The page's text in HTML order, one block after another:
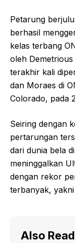
Petarung
berhasil
kelas terbang
oleh
terakhir kali
dan Moraes di
Colorado, pada
Seiring dengan
pertarungan
dari dunia bela
meninggalkan
dengan rekor
terbanyak, yakni
Also Read